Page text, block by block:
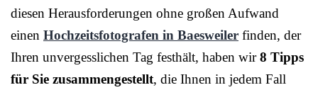
diesen Herausforderungen ohne großen Aufwand
einen Hochzeitsfotografen in Baesweiler finden, der
Ihren unvergesslichen Tag festhält, haben wir8 Tipps
für Sie zusammengestellt, die Ihnen in jedem Fall